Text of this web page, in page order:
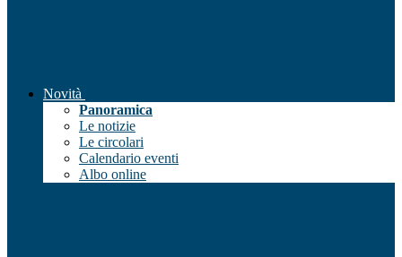
Novità
Panoramica
Le notizie
Le circolari
Calendario eventi
Albo online